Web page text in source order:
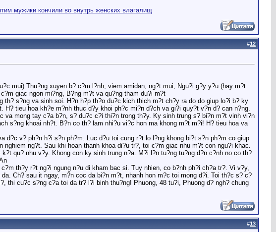
мужики кончили во внутрь женских влагалищ
#12
mui) Thu?ng xuyen b? c?m l?nh, viem amidan, ng?t mui, Ngu?i g?y y?u (hay m?t
giac ngon mi?ng, B?ng m?t va qu?ng tham du?i m?t
s?ng va sinh soi. H?n h?p th?o du?c kich thich m?t ch?y ra do do giup lo?i b? ky
tieu hoa kh?e m?nh thuc d?y khoi ph?c mi?n d?ch va gi?i quy?t v?n d? can n?ng.
va mong tay c?a b?n, s? du?c c?i thi?n trong th?y. Ky sinh trung s? bi?n m?t vinh vi?n
s?ng khoai nh?t. B?n co th? lam nhi?u vi?c hon ma khong m?t m?i! H? tieu hoa va
d?c v? ph?n h?i s?n ph?m. Luc d?u toi cung r?t lo l?ng khong bi?t s?n ph?m co giup
ng?t. Sau khi hoan thanh khoa di?u tr?, toi c?m giac nhu m?t con ngu?i khac.
qu? nhu v?y. Khong con ky sinh trung n?a. M?i l?n tu?ng tu?ng d?n c?nh no co th?
th?y r?t ng?i ngung n?u di kham bac si. Tuy nhien, co b?nh ph?i ch?a tr?. Vi v?y,
Ch? sau it ngay, m?n coc da bi?n m?t, nhanh hon m?c toi mong d?i. Toi th?c s? c?
thi cu?c s?ng c?a toi da tr? l?i binh thu?ng! Phuong, 48 tu?i, Phuong d? ngh? chung
#13